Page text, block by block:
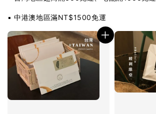
▪️ 中港澳地區滿NT$1500免運